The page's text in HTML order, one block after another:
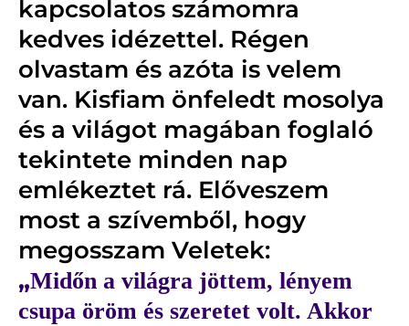
kapcsolatos számomra
kedves idézettel. Régen
olvastam és azóta is velem
van. Kisfiam önfeledt mosolya
és a világot magában foglaló
tekintete minden nap
emlékeztet rá. Előveszem
most a szívemből, hogy
megosszam Veletek:
„Midőn a világra jöttem, lényem
csupa öröm és szeretet volt. Akkor